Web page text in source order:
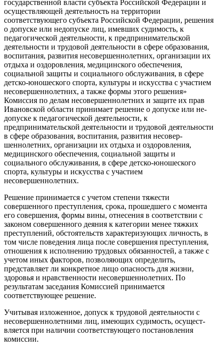
государственной власти субъекта Российской Федерации и
осуществляющей деятельность на тер­ритории
соответствующего субъекта Рос­сийской Федерации, решения
о допуске или недопуске лиц, имевших судимость, к
педагогической деятельности, к предпри­нимательской
деятельности и трудовой деятельности в сфере образования,
вос­питания, развития несовершеннолетних, организации их
отдыха и оздоровления, медицинского обеспечения,
социальной защиты и социального обслуживания, в сфере
детско-юношеского спорта, куль­туры и искусства с участием
несовершен­нолетних, а также формы этого решения»
Комиссия по делам несовершеннолетних и защите их прав
Ивановской области принимает решение о допуске или не­
допуске к педагогической деятельности, к
предпринимательской деятельности и трудовой деятельности
в сфере образо­вания, воспитания, развития несовер­
шеннолетних, организации их отдыха и оздоровления,
медицинского обеспече­ния, социальной защиты и
социального обслуживания, в сфере детско-юноше­ского
спорта, культуры и искусства с уча­стием
несовершеннолетних.
Решение принимается с учетом сте­пени тяжести
совершенного преступле­ния, срока, прошедшего с момента
его совершения, формы вины, отнесения в соответствии с
законом совершенного деяния к категории менее тяжких
престу­плений, обстоятельств характеризующих личность, в
том числе поведения лица после совершения преступления,
отно­шения к исполнению трудовых обязан­ностей, а также с
учетом иных факторов, позволяющих определить,
представляет ли конкретное лицо опасность для жизни,
здоровья и нравственности несовершен­нолетних. По
результатам заседания Ко­миссией принимается
соответствующее решение.
Учитывая изложенное, допуск к трудо­вой деятельности с
несовершеннолетни­ми лиц, имеющих судимость, осущест­
вляется при наличии соответствующего постановления
комиссии.